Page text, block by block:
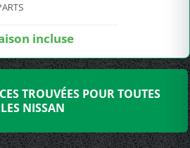
incluse
TROUVÉES POUR TOUTES
LES NISSAN